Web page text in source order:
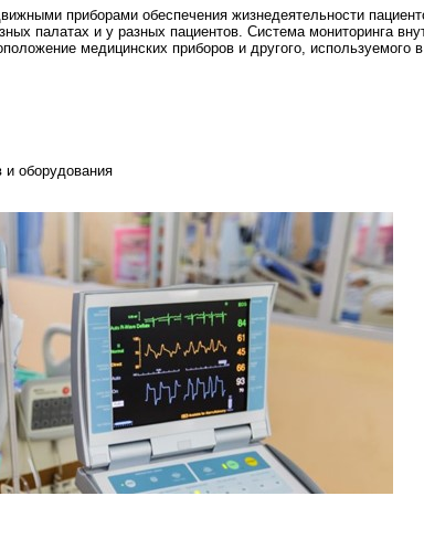
приборами обеспечения жизнедеятельности
палатах и у разных пациентов. Система мониторинга
медицинских приборов и другого, используемого в
и оборудования